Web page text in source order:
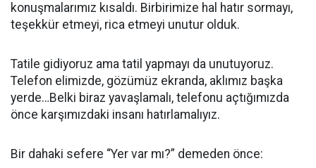
konuşmalarımız kısaldı. Birbirimize hal hatır sormayı,
teşekkür etmeyi, rica etmeyi unutur olduk.
Tatile gidiyoruz ama tatil yapmayı da unutuyoruz.
Telefon elimizde, gözümüz ekranda, aklımız başka
yerde…Belki biraz yavaşlamalı, telefonu açtığımızda
önce karşımızdaki insanı hatırlamalıyız.
Bir dahaki sefere “Yer var mı?” demeden önce: